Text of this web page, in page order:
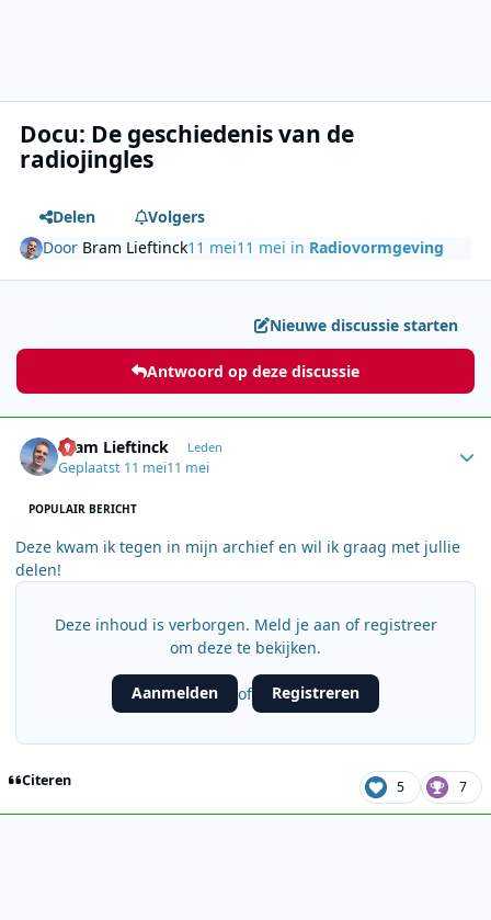
Docu: De geschiedenis van de
radiojingles
Delen
Volgers
Door Bram Lieftinck11 mei11 mei in Radiovormgeving
Nieuwe discussie starten
Antwoord op deze discussie
Bram Lieftinck Leden
Geplaatst 11 mei11 mei
POPULAIR BERICHT
Deze kwam ik tegen in mijn archief en wil ik graag met jullie
delen!
Deze inhoud is verborgen. Meld je aan of registreer
om deze te bekijken.
Aanmelden of Registreren
Citeren 5 7